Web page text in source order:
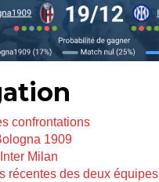
confrontations
1909
Milan
récentes des deux équipes